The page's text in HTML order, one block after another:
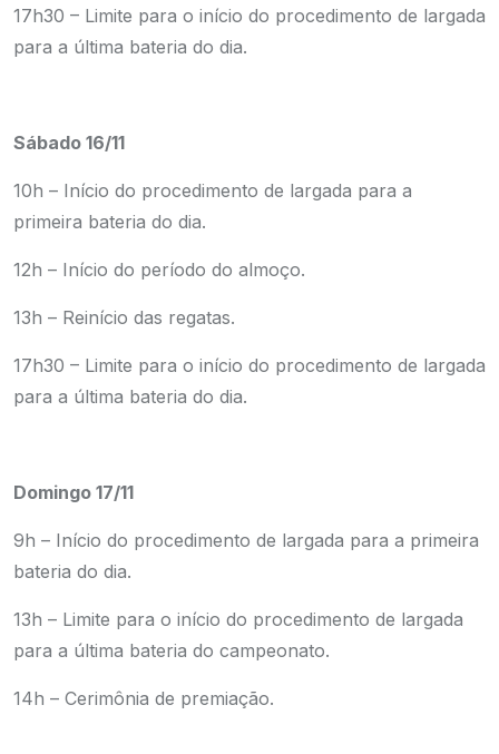
17h30 – Limite para o início do procedimento de largada
para a última bateria do dia.
Sábado 16/11
10h – Início do procedimento de largada para a
primeira bateria do dia.
12h – Início do período do almoço.
13h – Reinício das regatas.
17h30 – Limite para o início do procedimento de largada
para a última bateria do dia.
Domingo 17/11
9h – Início do procedimento de largada para a primeira
bateria do dia.
13h – Limite para o início do procedimento de largada
para a última bateria do campeonato.
14h – Cerimônia de premiação.